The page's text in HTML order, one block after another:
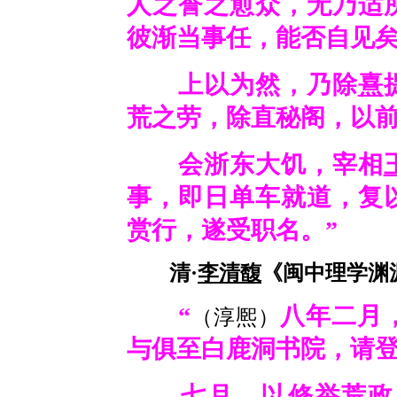
彼渐当事任，能否自见
上以为然，乃除熹
荒之劳，除直秘阁，以
会浙东大饥，宰相
事，即日单车就道，复
赏行，遂受职名。”
清·李清馥 《闽中理学渊
“ （淳熈）
八年二月
与俱至白鹿洞书院，请